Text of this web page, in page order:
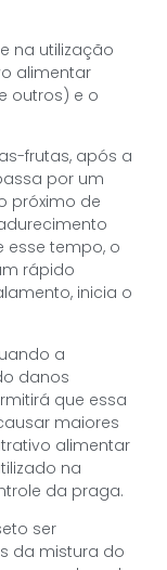
na utilização
alimentar
outros) e o
frutas, após a
por um
próximo de
esse tempo, o
rápido
inicia o
a
danos
que essa
maiores
alimentar
na
da praga.
ser
da mistura do